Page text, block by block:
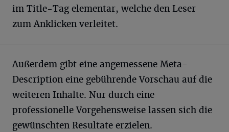
im Title-Tag elementar, welche den Leser
zum Anklicken verleitet.
Außerdem gibt eine angemessene Meta-
Description eine gebührende Vorschau auf die
weiteren Inhalte. Nur durch eine
professionelle Vorgehensweise lassen sich die
gewünschten Resultate erzielen.